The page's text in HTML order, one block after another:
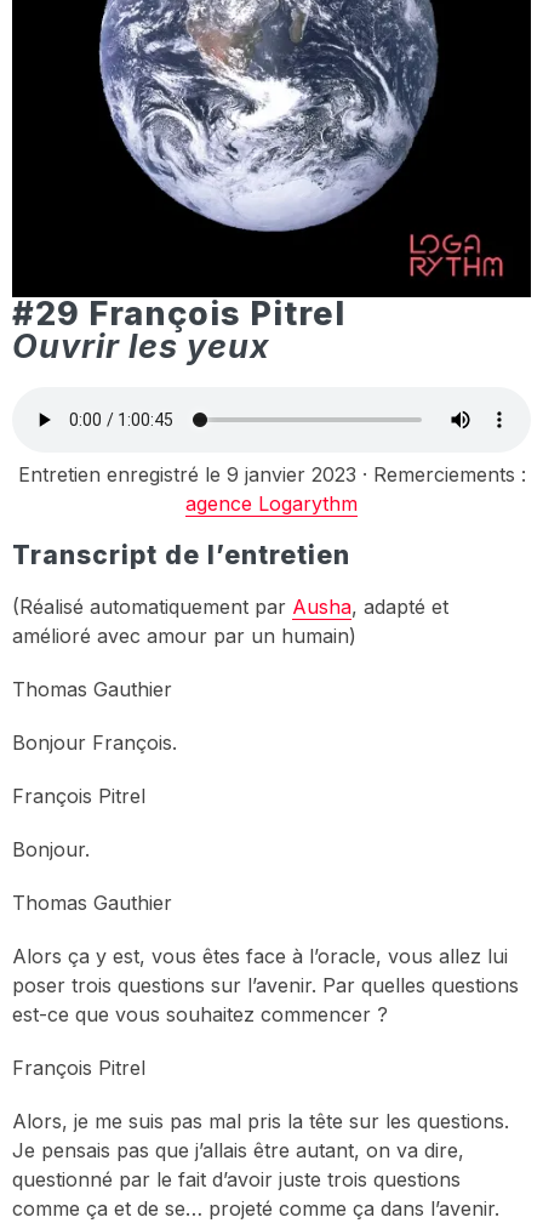
#29 François Pitrel
Ouvrir les yeux
Entretien enregistré le 9 janvier 2023 · Remerciements :
agence Logarythm
Transcript de l’entretien
(Réalisé automatiquement par Ausha, adapté et
amélioré avec amour par un humain)
Thomas Gauthier
Bonjour François.
François Pitrel
Bonjour.
Thomas Gauthier
Alors ça y est, vous êtes face à l’oracle, vous allez lui
poser trois questions sur l’avenir. Par quelles questions
est-ce que vous souhaitez commencer ?
François Pitrel
Alors, je me suis pas mal pris la tête sur les questions.
Je pensais pas que j’allais être autant, on va dire,
questionné par le fait d’avoir juste trois questions
comme ça et de se… projeté comme ça dans l’avenir.